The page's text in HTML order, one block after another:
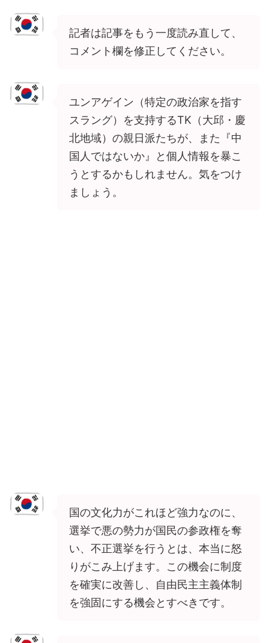
記者は記事をもう一度読み直して、
コメント欄を修正してください。
ユンアゲイン（特定の政治家を指す
スラング）を支持するTK（大邱・慶
北地域）の親日派たちが、また『中
国人ではないか』と個人情報を暴こ
うとするかもしれません。気をつけ
ましょう。
国の文化力がこれほど強力なのに、
選挙で悪の勢力が国民の参政権を奪
い、不正選挙を行うとは、本当に怒
りがこみ上げます。この機会に制度
を確実に改善し、自由民主主義体制
を強固にする機会とすべきです。